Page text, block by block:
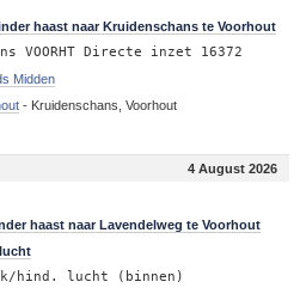
haast naar Kruidenschans te Voorhout
VOORHT Directe inzet 16372
Midden
- Kruidenschans, Voorhout
4 August 2026
haast naar Lavendelweg te Voorhout
hind. lucht (binnen)